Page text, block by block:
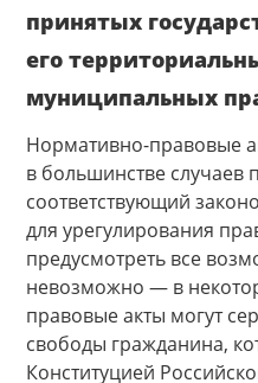
принятых
его
муниципальных
Нормативно-правовые
в большинстве случаев
соответствующий
для урегулирования
предусмотреть все
невозможно — в
правовые акты могут
свободы гражданина,
Конституцией